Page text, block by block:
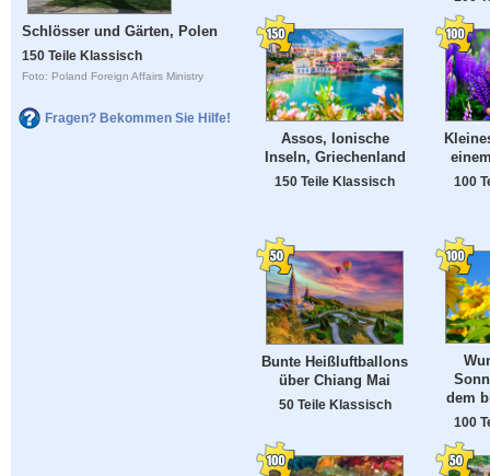
Schlösser und Gärten, Polen
150 Teile Klassisch
Foto: Poland Foreign Affairs Ministry
Fragen? Bekommen Sie Hilfe!
Assos, Ionische
Inseln, Griechenland
150 Teile Klassisch 100
Bunte Heißluftballons
über Chiang Mai
50 Teile Klassisch
dem
100